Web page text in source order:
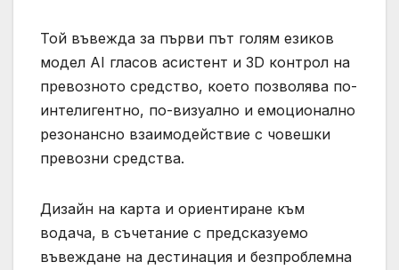
Той въвежда за първи път голям езиков
модел AI гласов асистент и 3D контрол на
превозното средство, което позволява по-
интелигентно, по-визуално и емоционално
резонансно взаимодействие с човешки
превозни средства.
Дизайн на карта и ориентиране към
водача, в съчетание с предсказуемо
въвеждане на дестинация и безпроблемна